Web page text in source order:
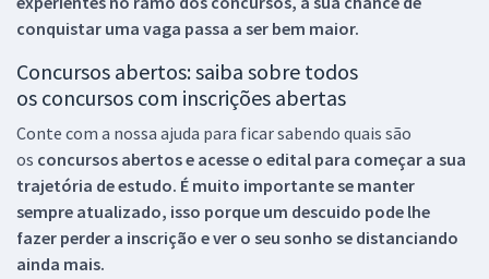
conquistar uma vaga passa a ser bem maior.
Concursos abertos: saiba sobre todos
os concursos com inscrições abertas
Conte com a nossa ajuda para ficar sabendo quais são
os concursos abertos e acesse o edital para começar a sua
trajetória de estudo. É muito importante se manter
sempre atualizado, isso porque um descuido pode lhe
fazer perder a inscrição e ver o seu sonho se distanciando
ainda mais.